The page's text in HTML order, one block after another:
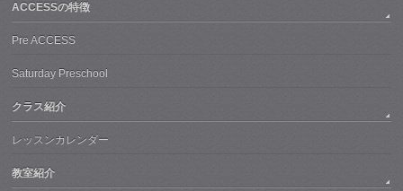
ACCESSの特徴
Pre ACCESS
Saturday Preschool
クラス紹介
レッスンカレンダー
教室紹介